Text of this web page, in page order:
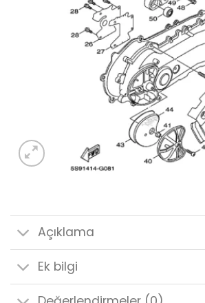
Açıklama
Ek bilgi